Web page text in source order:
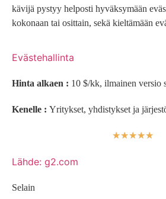
kävijä pystyy helposti hyväksymään
kokonaan tai osittain, sekä kieltämään
Evästehallinta
Hinta alkaen : 10 $/kk, ilmainen versio
Kenelle : Yritykset, yhdistykset ja
☆☆☆☆☆
Lähde: g2.com
Selain